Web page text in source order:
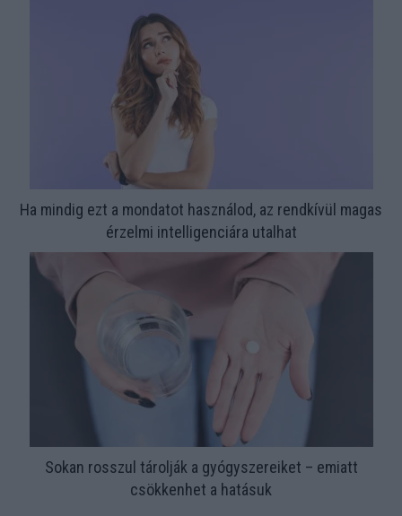
Ha mindig ezt a mondatot használod, az rendkívül magas
érzelmi intelligenciára utalhat
Sokan rosszul tárolják a gyógyszereiket – emiatt
csökkenhet a hatásuk